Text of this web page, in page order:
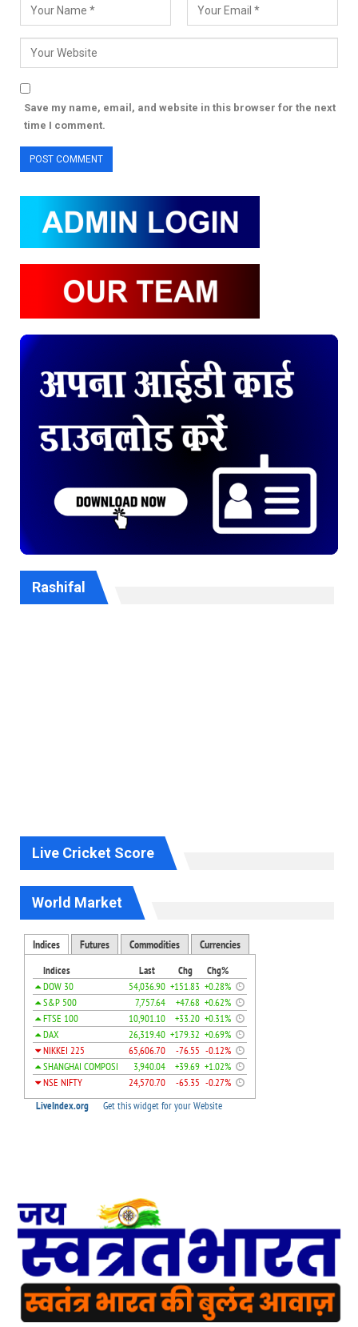
Save my name, email, and website in this browser for the next
time I comment.
Rashifal
Live Cricket Score
World Market